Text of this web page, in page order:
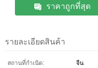
ราคาถูกที่สุด
รายละเอียดสินค้า
สถานที่กำเนิด:
จีน